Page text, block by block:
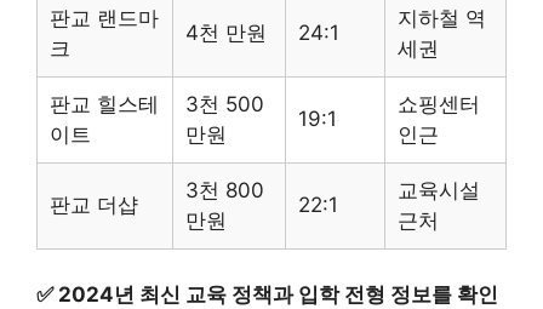
판교 랜드마
크
4천 만원 24:1
지하철 역
세권
판교 힐스테
이트
3천 500
만원
19:1
쇼핑센터
인근
판교 더샵
3천 800
만원
22:1
교육시설
근처
✅ 2024년 최신 교육 정책과 입학 전형 정보를 확인